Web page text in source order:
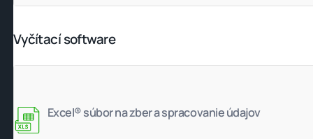
Vyčítací software
Excel® súbor na zber a spracovanie údajov